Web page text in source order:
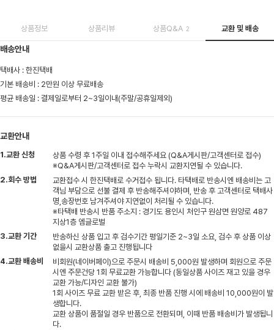
상품정보 상품리뷰 상품Q&A 2 교환 및 배송
배송안내
택배사 : 한진택배
기본 배송비 : 2만원 이상 무료배송
평균 배송일 : 결제일로부터 2~3일이내(주말/공휴일제외)
교환안내
1.교환 신청
상품 수령 후 1주일 이내 접수해주세요 (Q&A게시판/고객센터로 접수)
※Q&A게시판/고객센터로 접수 누락시 교환지연될 수 있습니다.
2.회수 방법
교환접수 시 한진택배로 수거접수 됩니다. 타택배로 반송시엔 배송비는 고
객님 부담으로 선불 결제 후 반송해주셔야하며, 반송 후 고객센터로 택배사
명,송장번호 남겨주셔야 지연없이 처리될 수 있습니다.
※타택배 반송시 반품 주소지 : 경기도 용인시 처인구 원삼면 원양로 487
지상1층 엠글로벌
3.교환 기간
반송하신 상품 입고 후 검수기간 평일기준 2~3일 소요, 검수 후 상품 이상
없을시 교환상품 출고 진행됩니다
4.교환 배송비
비회원(네이버페이)으로 주문시 배송비 5,000원 발생하며 회원으로 주문
시엔 주문건당 1회 무료교환 가능합니다 (동일상품 사이즈 재고 있을 경우
교환 가능/디자인 교환 불가)
1회 사이즈 무료 교환 받은 후, 최종 반품 진행 시에 배송비 10,000원이 발
생합니다.
교환 상품이 품절일 경우 반품으로 전환되며, 이때 반품 배송비가 발생됩니
다.